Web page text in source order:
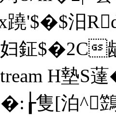
x蹺'$�$
鉦$�2C龌
H墊S
隻[泊^